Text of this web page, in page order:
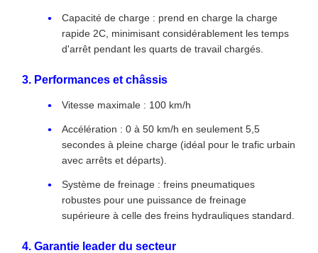
Capacité de charge : prend en charge la charge
rapide 2C, minimisant considérablement les temps
d'arrêt pendant les quarts de travail chargés.
3. Performances et châssis
Vitesse maximale : 100 km/h
Accélération : 0 à 50 km/h en seulement 5,5
secondes à pleine charge (idéal pour le trafic urbain
avec arrêts et départs).
Système de freinage : freins pneumatiques
robustes pour une puissance de freinage
supérieure à celle des freins hydrauliques standard.
4. Garantie leader du secteur